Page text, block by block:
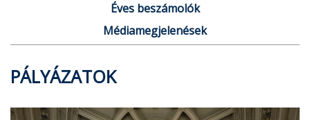
Éves beszámolók
Médiamegjelenések
PÁLYÁZATOK